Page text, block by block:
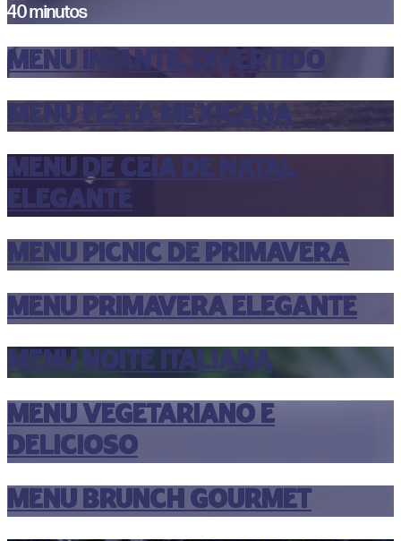
40 minutos
MENU INFANTIL DIVERTIDO
MENU FESTA MEXICANA
MENU DE CEIA DE NATAL
ELEGANTE
MENU PICNIC DE PRIMAVERA
MENU PRIMAVERA ELEGANTE
MENU NOITE ITALIANA
MENU VEGETARIANO E
DELICIOSO
MENU BRUNCH GOURMET